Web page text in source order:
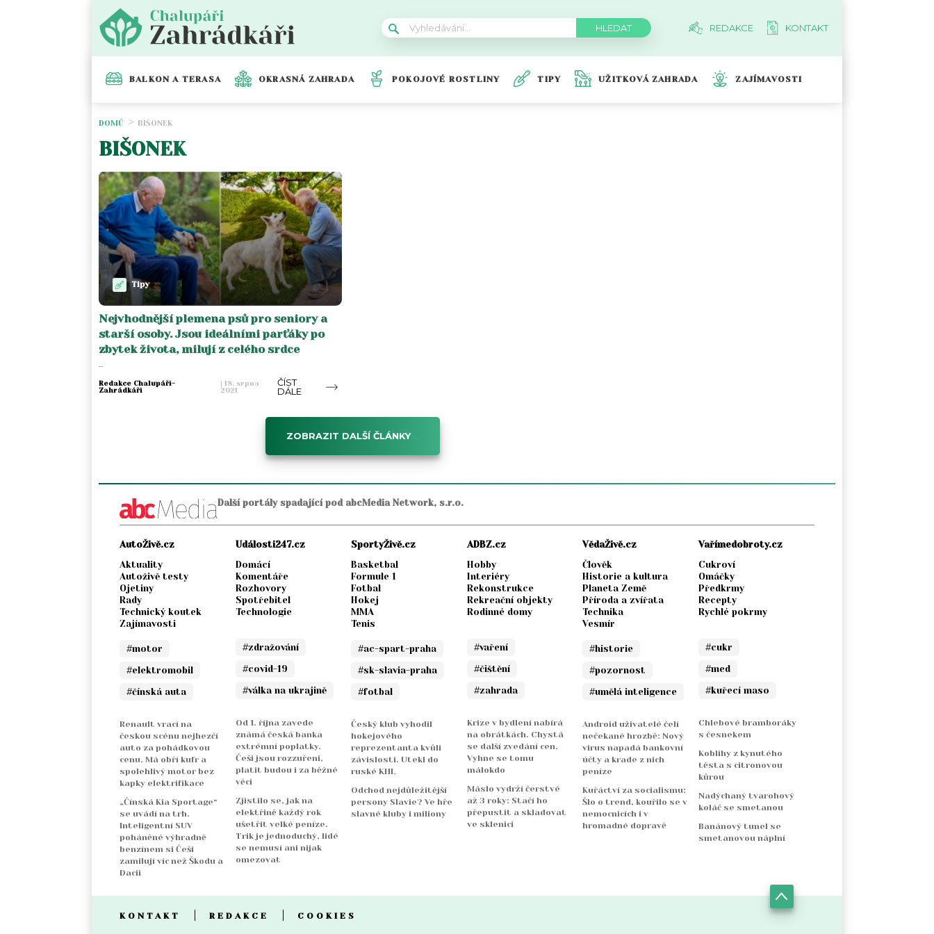
REDAKCE KONTAKT
BALKON A TERASA OKRASNÁ ZAHRADA POKOJOVÉ ROSTLINY TIPY UŽITKOVÁ ZAHRADA ZAJÍMAVOSTI
DOMŮ BIŠONEK
BIŠONEK
Tipy
Nejvhodnější plemena psů pro seniory a
starší osoby. Jsou ideálními parťáky po
zbytek života, milují z celého srdce
Redakce Chalupáři-
Zahrádkáři
| 18. srpna
2021
ČÍST
DÁLE
ZOBRAZIT DALŠÍ ČLÁNKY
Další portály spadající pod abcMedia Network, s.r.o.
AutoŽivě.cz
Aktuality
Autoživě testy
Ojetiny
Rady
Technický koutek
Zajímavosti
#motor
#elektromobil
#čínská auta
Renault vrací na
českou scénu nejhezčí
auto za pohádkovou
cenu. Má obří kufr a
spolehlivý motor bez
kapky elektrifikace
„Čínská Kia Sportage“
se uvádí na trh.
Inteligentní SUV
poháněné výhradně
benzínem si Češi
zamilují víc než Škodu a
Dacii
Události247.cz
Domácí
Komentáře
Rozhovory
Spotřebitel
Technologie
#zdražování
#covid-19
#válka na ukrajině
Od 1. října zavede
známá česká banka
extrémní poplatky.
Češi jsou rozzuřeni,
platit budou i za běžné
věci
Zjistilo se, jak na
elektřině každý rok
ušetřit velké peníze.
Trik je jednoduchý, lidé
se nemusí ani nijak
omezovat
SportyŽivě.cz
Basketbal
Formule 1
Fotbal
Hokej
MMA
Tenis
#ac-spart-praha
#sk-slavia-praha
#fotbal
Český klub vyhodil
hokejového
reprezentanta kvůli
závislosti. Utekl do
ruské KHL
Odchod nejdůležitější
persony Slavie? Ve hře
slavné kluby i miliony
ADBZ.cz
Hobby
Interiéry
Rekonstrukce
Rekreační objekty
Rodinné domy
#vaření
#čištění
#zahrada
Krize v bydlení nabírá
na obrátkách. Chystá
se další zvedání cen.
Vyhne se tomu
málokdo
Máslo vydrží čerstvé
až 3 roky: Stačí ho
přepustit a skladovat
ve sklenici
VědaŽivě.cz
Člověk
Historie a kultura
Planeta Země
Příroda a zvířata
Technika
Vesmír
#historie
#pozornost
#umělá inteligence
Android uživatelé čelí
nečekané hrozbě: Nový
virus napadá bankovní
účty a krade z nich
peníze
Kuřáctví za socialismu:
Šlo o trend, kouřilo se v
nemocnicích i v
hromadné dopravě
Vařímedobroty.cz
Cukroví
Omáčky
Předkrmy
Recepty
Rychlé pokrmy
#cukr
#med
#kuřecí maso
Chlebové bramboráky
s česnekem
Koblihy z kynutého
těsta s citronovou
kůrou
Nadýchaný tvarohový
koláč se smetanou
Banánový tunel se
smetanovou náplní
KONTAKT REDAKCE COOKIES